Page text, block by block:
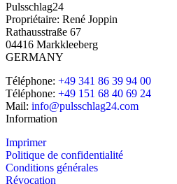
Pulsschlag24
Propriétaire: René Joppin
Rathausstraße 67
04416 Markkleeberg
GERMANY
Téléphone: +49 341 86 39 94 00
Téléphone: +49 151 68 40 69 24
Mail: info@pulsschlag24.com
Information
Imprimer
Politique de confidentialité
Conditions générales
Révocation